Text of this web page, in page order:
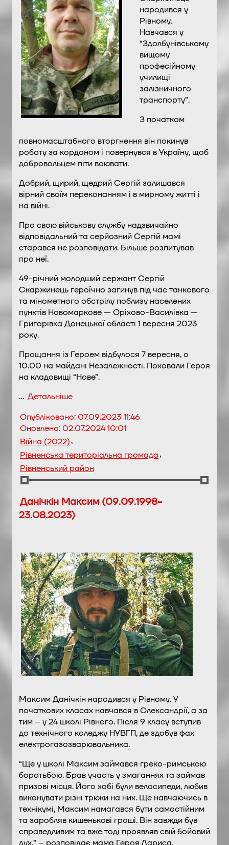
народився у
Рівному.
Навчався у
“Здолбунівському
вищому
професійному
училищі
залізничного
транспорту”.
З початком
повномасштабного вторгнення він покинув
роботу за кордоном і повернувся в Україну, щоб
добровольцем піти воювати.
Добрий, щирий, щедрий Сергій залишався
вірний своїм переконанням і в мирному житті і
на війні.
Про свою військову службу надзвичайно
відповідальний та серйозний Сергій мамі
старався не розповідати. Більше розпитував
про неї.
49-річний молодший сержант Сергій
Скаржинець героїчно загинув під час танкового
та мінометного обстрілу поблизу населених
пунктів Новомаркове — Оріхово-Василівка —
Григорівка Донецької області 1 вересня 2023
року.
Прощання із Героем відбулося 7 вересня, о
10.00 на майдані Незалежності. Поховали Героя
на кладовищі “Нове”.
… Детальніше
Опубліковано:07.09.2023 11:46
Оновлено:02.07.2024 10:01
Війна (2022),
Рівненська територіальна громада,
Рівненський район
Данічкін Максим (09.09.1998-
23.08.2023)
Максим Данічкін народився у Рівному. У
початкових класах навчався в Олександрії, а за
тим – у 24 школі Рівного. Після 9 класу вступив
до технічного коледжу НУВГП, де здобув фах
електрогазозварювальника.
“Ще у школі Максим займався греко-римською
боротьбою. Брав участь у змаганнях та займав
призові місця. Його хобі були велосипеди, любив
виконувати різні трюки на них. Ще навчаючись в
технікумі, Максим намагався бути самостійним
та заробляв кишенькові гроші. Він завжди був
справедливим та вже тоді проявляв свій бойовий